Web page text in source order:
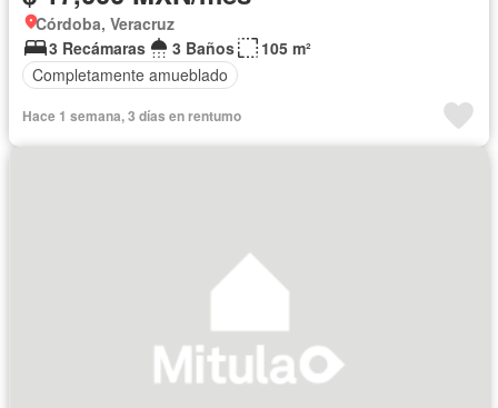
Córdoba, Veracruz
3 Recámaras
3 Baños
105 m²
Completamente amueblado
Hace 1 semana, 3 días en rentumo